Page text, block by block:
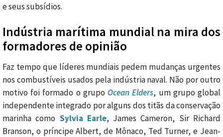
e seus subsídios.
Indústria marítima mundial na mira dos
formadores de opinião
Faz tempo que líderes mundiais pedem mudanças urgentes
nos combustíveis usados pela indústria naval. Não por outro
motivo foi formado o grupo Ocean Elders, um grupo global
independente integrado por alguns dos titãs da conservação
marinha como Sylvia Earle, James Cameron, Sir Richard
Branson, o príncipe Albert, de Mônaco, Ted Turner, e Jean-